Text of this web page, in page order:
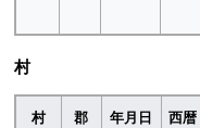
村
村 郡 年月日 西暦